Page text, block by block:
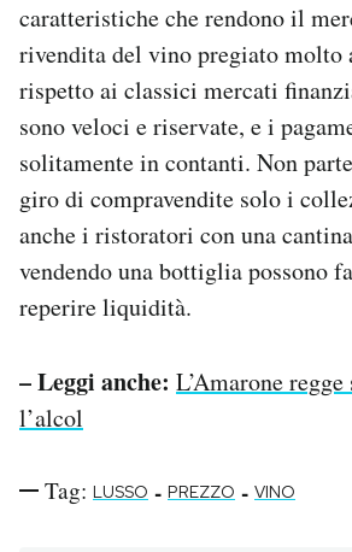
caratteristiche che rendono il
rivendita del vino pregiato molto
rispetto ai classici mercati
sono veloci e riservate, e i
solitamente in contanti. Non
giro di compravendite solo i
anche i ristoratori con una
vendendo una bottiglia possono
reperire liquidità.
– Leggi anche: L’Amarone
l’alcol
Tag: LUSSO - PREZZO - VINO